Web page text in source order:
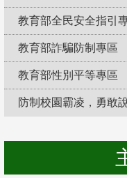
教育部全民安全指引
教育部詐騙防制專區
教育部性別平等專區
防制校園霸凌，勇敢